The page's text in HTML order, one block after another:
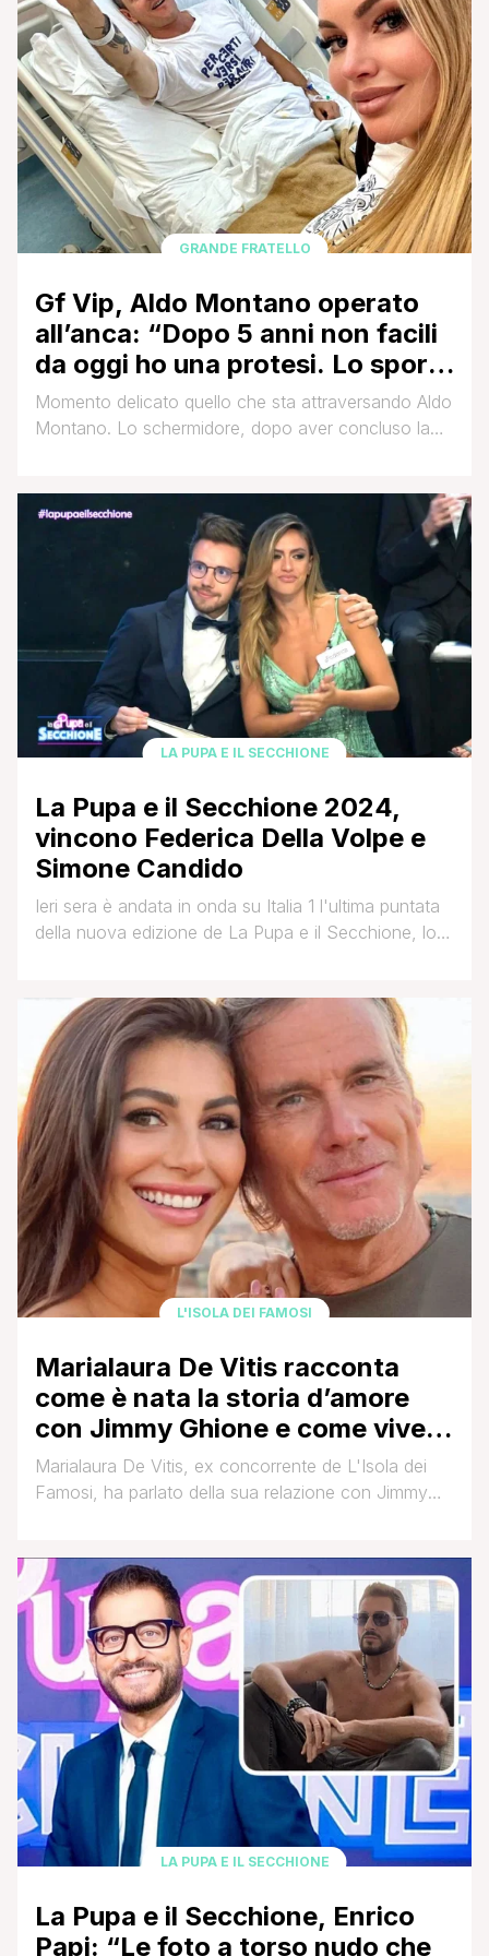
GRANDE FRATELLO
Gf Vip, Aldo Montano operato
all’anca: “Dopo 5 anni non facili
da oggi ho una protesi. Lo sport
fa bene ma…”
Momento delicato quello che sta attraversando Aldo
Montano. Lo schermidore, dopo aver concluso la
delicato intervento chirurgico. A comunicarlo è stato
proprio Aldo Montano pubblicando una serie di foto
per spiegare nel migliore dei modi in cosa consisteva
LA PUPA E IL SECCHIONE
La Pupa e il Secchione 2024,
vincono Federica Della Volpe e
Simone Candido
Ieri sera è andata in onda su Italia 1 l'ultima puntata
della nuova edizione de La Pupa e il Secchione, lo
cercano di convivere e imparare l'uno dall'altro. A
trionfare è stata la coppia formata da [']
L'ISOLA DEI FAMOSI
Marialaura De Vitis racconta
come è nata la storia d’amore
con Jimmy Ghione e come vive i
35 anni di differenza d’età
Marialaura De Vitis, ex concorrente de L'Isola dei
Famosi, ha parlato della sua relazione con Jimmy
con Paolo Brosio, poi terminata, Marialaura ha vinto
l'edizione 2022 de La Pupa e il Secchione ed è
successivamente approdata su l'Isola. Lo [']
LA PUPA E IL SECCHIONE
La Pupa e il Secchione, Enrico
Papi: “Le foto a torso nudo che